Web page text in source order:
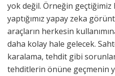
yok değil. Örneğin
yaptığımız yapay zeka
araçların herkesin
daha kolay hale gelecek.
karalama, tehdit gibi
tehditlerin önüne geçmenin